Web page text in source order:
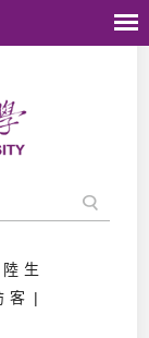
陸 生
客 |